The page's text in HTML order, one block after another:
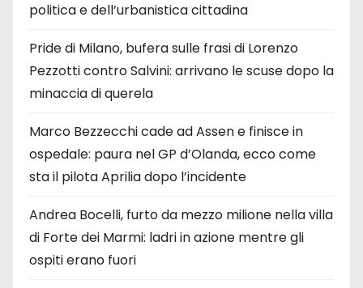
politica e dell’urbanistica cittadina
Pride di Milano, bufera sulle frasi di Lorenzo
Pezzotti contro Salvini: arrivano le scuse dopo la
minaccia di querela
Marco Bezzecchi cade ad Assen e finisce in
ospedale: paura nel GP d’Olanda, ecco come
sta il pilota Aprilia dopo l’incidente
Andrea Bocelli, furto da mezzo milione nella villa
di Forte dei Marmi: ladri in azione mentre gli
ospiti erano fuori